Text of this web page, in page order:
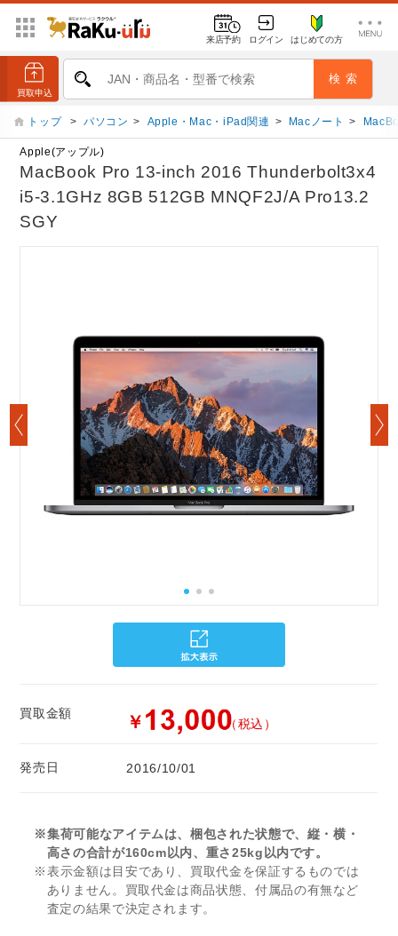
来店予約 ログイン はじめての方
トップ > パソコン > Apple・Mac・iPad関連 > Macノート >
Apple(アップル)
MacBook Pro 13-inch 2016 Thunderbolt3x4
i5-3.1GHz 8GB 512GB MNQF2J/A Pro13.2
SGY
買取金額 ￥ （税込）
発売日 2016/10/01
※集荷可能なアイテムは、梱包された状態で、縦・横・
高さの合計が160cm以内、重さ25kg以内です。
※表示金額は目安であり、買取代金を保証するものでは
ありません。買取代金は商品状態、付属品の有無など
査定の結果で決定されます。